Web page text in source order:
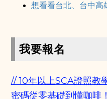
想看看台北、台中
我要報名
// 10年以上SCA證照教
密碼從零基礎到懂咖啡！